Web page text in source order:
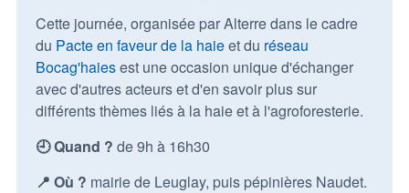
Cette journée, organisée par Alterre dans le cadre
du Pacte en faveur de la haieet du réseau
Bocag'haiesest une occasion unique d'échanger
avec d'autres acteurs et d'en savoir plus sur
différents thèmes liés à la haie et à l'agroforesterie.
🕘 Quand ? de 9h à 16h30
📍 Où ? mairie de Leuglay, puis pépinières Naudet.